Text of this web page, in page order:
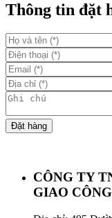
Thông tin đặt
Đặt hàng
CÔNG TY
GIAO